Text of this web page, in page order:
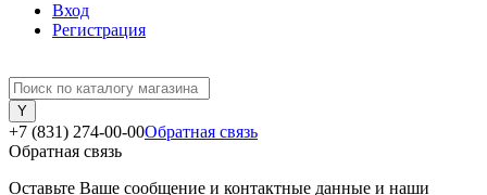
Вход
Регистрация
+7 (831) 274-00-00Обратная связь
Обратная связь
Оставьте Ваше сообщение и контактные данные и наши